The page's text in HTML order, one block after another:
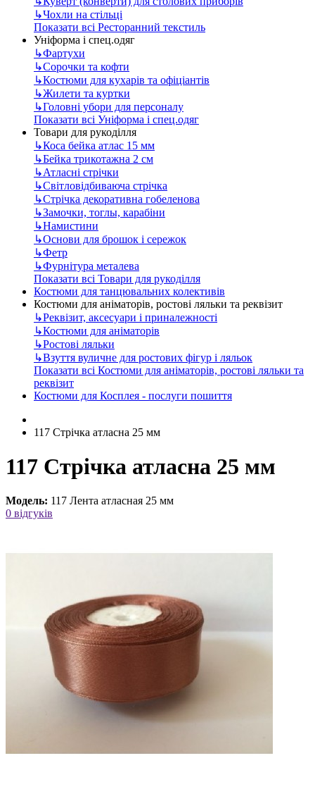
↳Чохли на стільці
Показати всі Ресторанний текстиль
Уніформа і спец.одяг
↳Фартухи
↳Сорочки та кофти
↳Костюми для кухарів та офіціантів
↳Жилети та куртки
↳Головні убори для персоналу
Показати всі Уніформа і спец.одяг
Товари для рукоділля
↳Коса бейка атлас 15 мм
↳Бейка трикотажна 2 см
↳Атласні стрічки
↳Світловідбиваюча стрічка
↳Стрічка декоративна гобеленова
↳Замочки, тоглы, карабіни
↳Намистини
↳Основи для брошок і сережок
↳Фетр
↳Фурнітура металева
Показати всі Товари для рукоділля
Костюми для танцювальних колективів
Костюми для аніматорів, ростові ляльки та реквізит
↳Реквізит, аксесуари і приналежності
↳Костюми для аніматорів
↳Ростові ляльки
↳Взуття вуличне для ростових фігур і ляльок
Показати всі Костюми для аніматорів, ростові ляльки та
реквізит
Костюми для Косплея - послуги пошиття
117 Стрічка атласна 25 мм
117 Стрічка атласна 25 мм
Модель: 117 Лента атласная 25 мм
0 відгуків